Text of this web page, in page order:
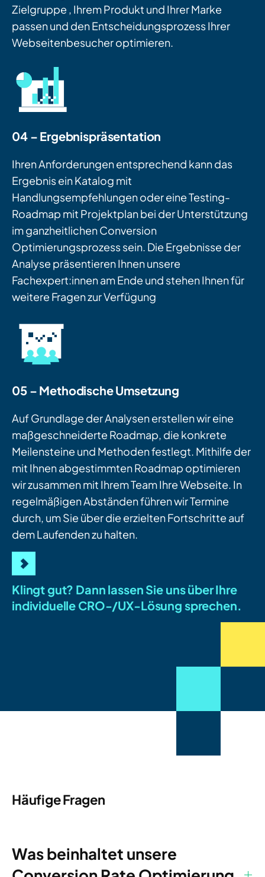
Zielgruppe , Ihrem Produkt und Ihrer Marke
passen und den Entscheidungsprozess Ihrer
Webseitenbesucher optimieren.
04 – Ergebnispräsentation
Ihren Anforderungen entsprechend kann das
Ergebnis ein Katalog mit
Handlungsempfehlungen oder eine Testing-
Roadmap mit Projektplan bei der Unterstützung
im ganzheitlichen Conversion
Optimierungsprozess sein. Die Ergebnisse der
Analyse präsentieren Ihnen unsere
Fachexpert:innen am Ende und stehen Ihnen für
weitere Fragen zur Verfügung
05 – Methodische Umsetzung
Auf Grundlage der Analysen erstellen wir eine
maßgeschneiderte Roadmap, die konkrete
Meilensteine und Methoden festlegt. Mithilfe der
mit Ihnen abgestimmten Roadmap optimieren
wir zusammen mit Ihrem Team Ihre Webseite. In
regelmäßigen Abständen führen wir Termine
durch, um Sie über die erzielten Fortschritte auf
dem Laufenden zu halten.
Klingt gut? Dann lassen Sie uns über Ihre
individuelle CRO-/UX-Lösung sprechen.
Häufige Fragen
Was beinhaltet unsere